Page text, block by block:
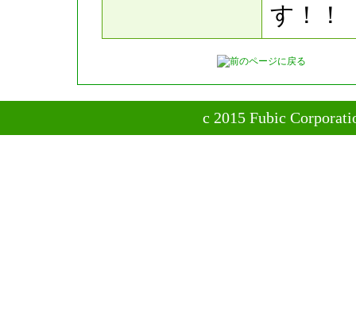
す！！
c 2015 Fubic